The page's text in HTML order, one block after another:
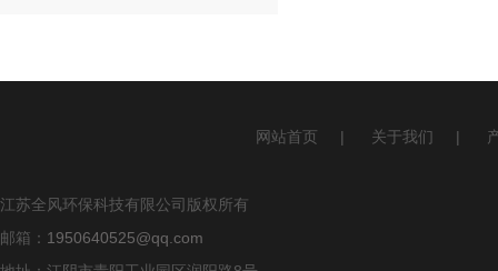
网站首页 | 关于我们 |
江苏全风环保科技有限公司版权所有
邮箱： 1950640525@qq.com